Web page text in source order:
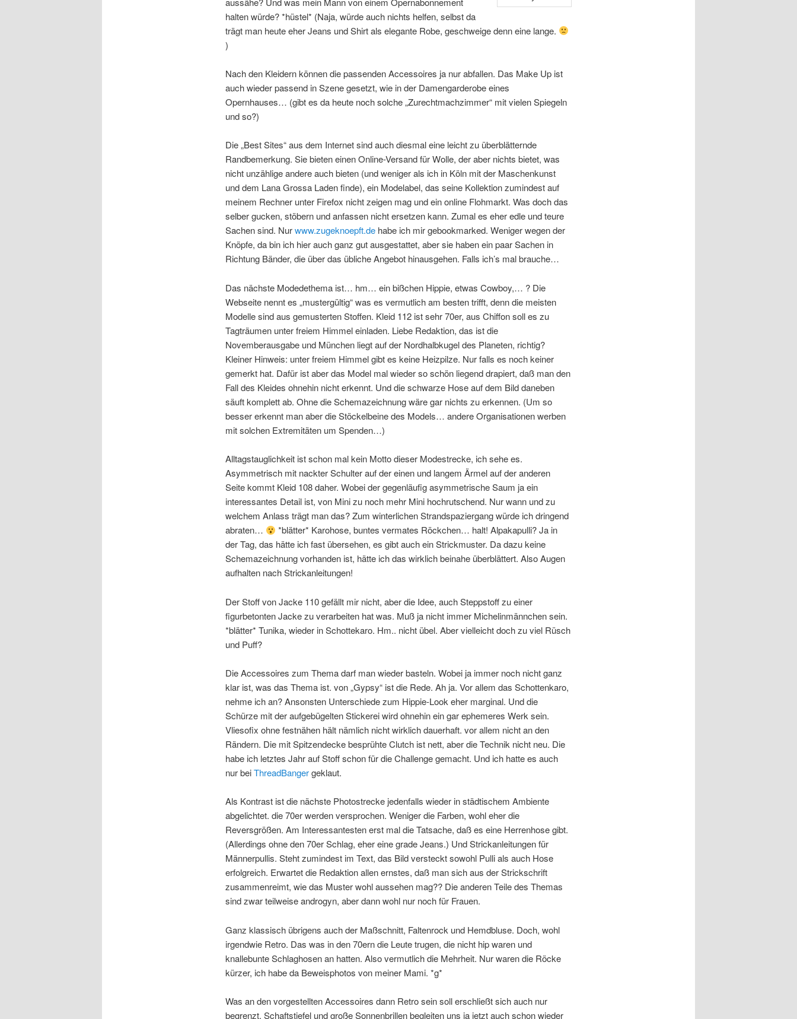
halten würde? *hüstel* (Naja, würde auch nichts helfen, selbst da
trägt man heute eher Jeans und Shirt als elegante Robe, geschweige denn eine lange.
)
Nach den Kleidern können die passenden Accessoires ja nur abfallen. Das Make Up ist
auch wieder passend in Szene gesetzt, wie in der Damengarderobe eines
Opernhauses… (gibt es da heute noch solche „Zurechtmachzimmer“ mit vielen Spiegeln
und so?)
Die „Best Sites“ aus dem Internet sind auch diesmal eine leicht zu überblätternde
Randbemerkung. Sie bieten einen Online-Versand für Wolle, der aber nichts bietet, was
nicht unzählige andere auch bieten (und weniger als ich in Köln mit der Maschenkunst
und dem Lana Grossa Laden finde), ein Modelabel, das seine Kollektion zumindest auf
meinem Rechner unter Firefox nicht zeigen mag und ein online Flohmarkt. Was doch das
selber gucken, stöbern und anfassen nicht ersetzen kann. Zumal es eher edle und teure
Sachen sind. Nurwww.zugeknoepft.dehabe ich mir gebookmarked. Weniger wegen der
Knöpfe, da bin ich hier auch ganz gut ausgestattet, aber sie haben ein paar Sachen in
Richtung Bänder, die über das übliche Angebot hinausgehen. Falls ich’s mal brauche…
Das nächste Modedethema ist… hm… ein bißchen Hippie, etwas Cowboy,… ? Die
Webseite nennt es „mustergültig“ was es vermutlich am besten trifft, denn die meisten
Modelle sind aus gemusterten Stoffen. Kleid 112 ist sehr 70er, aus Chiffon soll es zu
Tagträumen unter freiem Himmel einladen. Liebe Redaktion, das ist die
Novemberausgabe und München liegt auf der Nordhalbkugel des Planeten, richtig?
Kleiner Hinweis: unter freiem Himmel gibt es keine Heizpilze. Nur falls es noch keiner
gemerkt hat. Dafür ist aber das Model mal wieder so schön liegend drapiert, daß man den
Fall des Kleides ohnehin nicht erkennt. Und die schwarze Hose auf dem Bild daneben
säuft komplett ab. Ohne die Schemazeichnung wäre gar nichts zu erkennen. (Um so
besser erkennt man aber die Stöckelbeine des Models… andere Organisationen werben
mit solchen Extremitäten um Spenden…)
Alltagstauglichkeit ist schon mal kein Motto dieser Modestrecke, ich sehe es.
Asymmetrisch mit nackter Schulter auf der einen und langem Ärmel auf der anderen
Seite kommt Kleid 108 daher. Wobei der gegenläufig asymmetrische Saum ja ein
interessantes Detail ist, von Mini zu noch mehr Mini hochrutschend. Nur wann und zu
welchem Anlass trägt man das? Zum winterlichen Strandspaziergang würde ich dringend
abraten…
*blätter* Karohose, buntes vermates Röckchen… halt! Alpakapulli? Ja in
der Tag, das hätte ich fast übersehen, es gibt auch ein Strickmuster. Da dazu keine
Schemazeichnung vorhanden ist, hätte ich das wirklich beinahe überblättert. Also Augen
aufhalten nach Strickanleitungen!
Der Stoff von Jacke 110 gefällt mir nicht, aber die Idee, auch Steppstoff zu einer
figurbetonten Jacke zu verarbeiten hat was. Muß ja nicht immer Michelinmännchen sein.
*blätter* Tunika, wieder in Schottekaro. Hm.. nicht übel. Aber vielleicht doch zu viel Rüsch
und Puff?
Die Accessoires zum Thema darf man wieder basteln. Wobei ja immer noch nicht ganz
klar ist, was das Thema ist. von „Gypsy“ ist die Rede. Ah ja. Vor allem das Schottenkaro,
nehme ich an? Ansonsten Unterschiede zum Hippie-Look eher marginal. Und die
Schürze mit der aufgebügelten Stickerei wird ohnehin ein gar ephemeres Werk sein.
Vliesofix ohne festnähen hält nämlich nicht wirklich dauerhaft. vor allem nicht an den
Rändern. Die mit Spitzendecke besprühte Clutch ist nett, aber die Technik nicht neu. Die
habe ich letztes Jahr auf Stoff schon für die Challenge gemacht. Und ich hatte es auch
nur beiThreadBangergeklaut.
Als Kontrast ist die nächste Photostrecke jedenfalls wieder in städtischem Ambiente
abgelichtet. die 70er werden versprochen. Weniger die Farben, wohl eher die
Reversgrößen. Am Interessantesten erst mal die Tatsache, daß es eine Herrenhose gibt.
(Allerdings ohne den 70er Schlag, eher eine grade Jeans.) Und Strickanleitungen für
Männerpullis. Steht zumindest im Text, das Bild versteckt sowohl Pulli als auch Hose
erfolgreich. Erwartet die Redaktion allen ernstes, daß man sich aus der Strickschrift
zusammenreimt, wie das Muster wohl aussehen mag?? Die anderen Teile des Themas
sind zwar teilweise androgyn, aber dann wohl nur noch für Frauen.
Ganz klassisch übrigens auch der Maßschnitt, Faltenrock und Hemdbluse. Doch, wohl
irgendwie Retro. Das was in den 70ern die Leute trugen, die nicht hip waren und
knallebunte Schlaghosen an hatten. Also vermutlich die Mehrheit. Nur waren die Röcke
kürzer, ich habe da Beweisphotos von meiner Mami. *g*
Was an den vorgestellten Accessoires dann Retro sein soll erschließt sich auch nur
begrenzt. Schaftstiefel und große Sonnenbrillen begleiten uns ja jetzt auch schon wieder